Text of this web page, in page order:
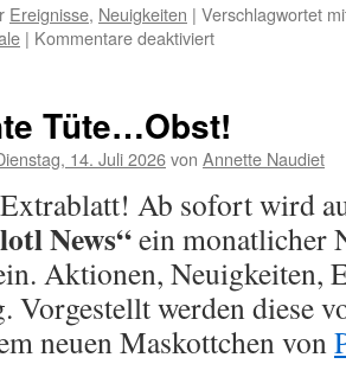
Ereignisse, Neuigkeiten | Verschlagwortet
| Kommentare deaktiviertfür
Co
Tüte…Obst!
14. Juli 2026von Annette Naudiet
Ab sofort wird
News“ein monatlicher
Aktionen, Neuigkeiten,
Vorgestellt werden diese
neuen Maskottchen von